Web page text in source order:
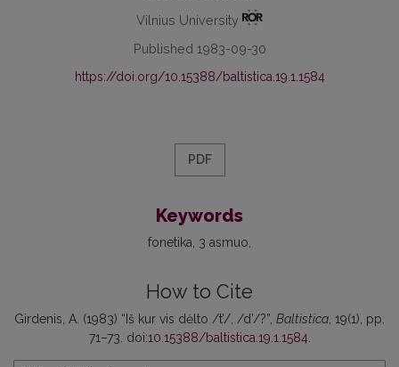
Vilnius University
Published 1983-09-30
https://doi.org/10.15388/baltistica.19.1.1584
PDF
Keywords
fonetika 3 asmuo
How to Cite
Girdenis, A. (1983) “Iš kur vis dėlto /t’/, /d’/?”, Baltistica , 19(1), pp.
71–73. doi:10.15388/baltistica.19.1.1584.